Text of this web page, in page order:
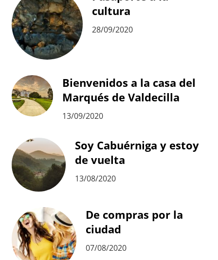
cultura
28/09/2020
Bienvenidos a la casa del
Marqués de Valdecilla
13/09/2020
Soy Cabuérniga y estoy
de vuelta
13/08/2020
De compras por la
ciudad
07/08/2020